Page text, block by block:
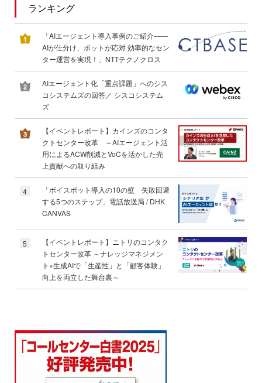
ランキング
「AIエージェント導入事例のご紹介――
AIが仕分け、ボットが応対 効率的なセン
ター運営を実現！」NTTテクノクロス
AIエージェント化「重点課題」へのシス
コシステムズの回答／ シスコシステム
ズ
【イベントレポート】カインズのコンタ
クトセンター改革 ～AIエージェント活
用によるACW削減とVoCを活かした売
上貢献への取り組み
4
「ボイスボット導入の10の壁 失敗回避
する5つのステップ」電話放送局 / DHK
CANVAS
5
【イベントレポート】ニトリのコンタク
トセンター改革 ～ナレッジマネジメン
ト×生成AIで「生産性」と「顧客体験」
向上を両立した舞台裏～